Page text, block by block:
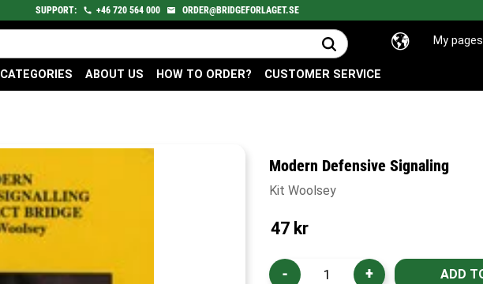
SUPPORT: +46 720 564 000 ORDER@BRIDGEFORLAGET.SE
My pages
CATEGORIES ABOUT US HOW TO ORDER? CUSTOMER SERVICE
Modern Defensive Signaling
Kit Woolsey
47 kr
+
-